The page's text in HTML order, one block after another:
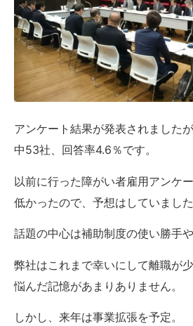
アンケート結果が発表されました
中53社、回答率4.6％です。
以前に行った障がい者雇用アンケ
低かったので、予想はしていまし
話題の中心は補助制度の使い勝手や
弊社はこれまで幸いにして離職が
悩んだ記憶があまりありません。
しかし、来年は事業拡張を予定。